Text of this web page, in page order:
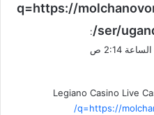
q=https://
ser/
:
Legiano Casino Live
q=https://